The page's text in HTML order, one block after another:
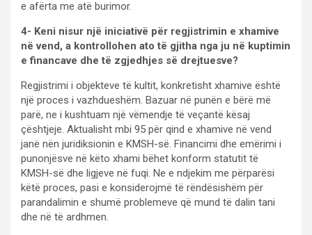
e afërta me atë burimor.
4- Keni nisur një iniciativë për regjistrimin e xhamive
në vend, a kontrollohen ato të gjitha nga ju në kuptimin
e financave dhe të zgjedhjes së drejtuesve?
Regjistrimi i objekteve të kultit, konkretisht xhamive është
një proces i vazhdueshëm. Bazuar në punën e bërë më
parë, ne i kushtuam një vëmendje të veçantë kësaj
çështjeje. Aktualisht mbi 95 për qind e xhamive në vend
janë nën juridiksionin e KMSH-së. Financimi dhe emërimi i
punonjësve në këto xhami bëhet konform statutit të
KMSH-së dhe ligjeve në fuqi. Ne e ndjekim me përparësi
këtë proces, pasi e konsiderojmë të rëndësishëm për
parandalimin e shumë problemeve që mund të dalin tani
dhe në të ardhmen.